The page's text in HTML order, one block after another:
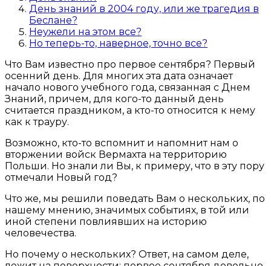
День знаний в 2004 году, или же трагедия в
Беслане?
Неужели на этом все?
Но теперь-то, наверное, точно все?
Что Вам известно про первое сентября? Первый
осенний день. Для многих эта дата означает
начало нового учебного года, связанная с Днем
Знаний, причем, для кого-то данный день
считается праздником, а кто-то относится к нему
как к трауру.
Возможно, кто-то вспомнит и напомнит нам о
вторжении войск Вермахта на территорию
Польши. Но знали ли Вы, к примеру, что в эту пору
отмечали Новый год?
Что же, мы решили поведать Вам о нескольких, по
нашему мнению, значимых событиях, в той или
иной степени повлиявших на историю
человечества.
Но почему о нескольких? Ответ, на самом деле,